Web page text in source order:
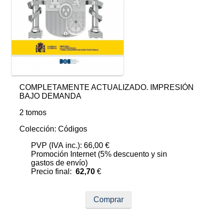
COMPLETAMENTE ACTUALIZADO. IMPRESIÓN
BAJO DEMANDA
2 tomos
Colección: Códigos
PVP (IVA inc.): 66,00 €
Promoción Internet (5% descuento y sin
gastos de envío)
Precio final: 62,70 €
Comprar